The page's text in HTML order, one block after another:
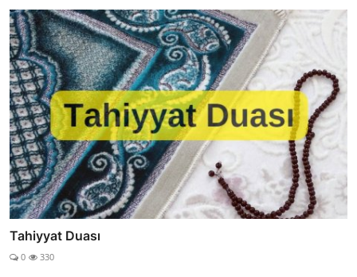
Tahiyyat Duası
0 330